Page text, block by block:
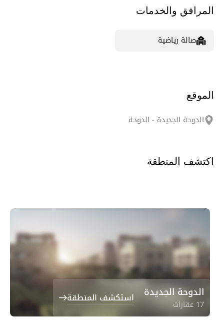
المرافق والخدمات
صالة رياضية
الموقع
الدوحة الجديدة - الدوحة
اكتشف المنطقة
الدوحة الجديدة
17 عقارات استكشف المنطقة